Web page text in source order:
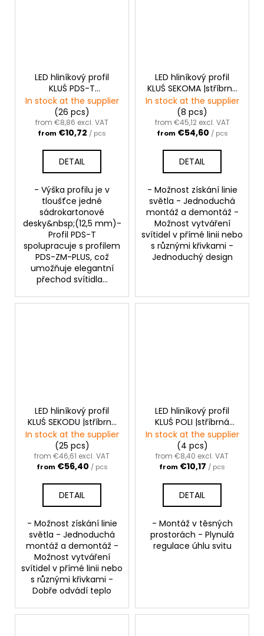
LED hliníkový profil
KLUŚ PDS-T
|neanodizovaná
In stock at the supplier
(26 pcs)
from €8,86 excl. VAT
from €10,72 / pcs
DETAIL
- Výška profilu je v
tloušťce jedné
sádrokartonové
desky&nbsp;(12,5 mm)-
Profil PDS-T
spolupracuje s profilem
PDS-ZM-PLUS, což
umožňuje elegantní
přechod svítidla...
LED hliníkový profil
KLUŚ SEKOMA |stříbrná
anoda
In stock at the supplier
(8 pcs)
from €45,12 excl. VAT
from €54,60 / pcs
DETAIL
- Možnost získání linie
světla - Jednoduchá
montáž a demontáž -
Možnost vytváření
svítidel v přímé linii nebo
s různými křivkami -
Jednoduchý design
LED hliníkový profil
KLUŚ SEKODU |stříbrná
anoda
In stock at the supplier
(25 pcs)
from €46,61 excl. VAT
from €56,40 / pcs
DETAIL
- Možnost získání linie
světla - Jednoduchá
montáž a demontáž -
Možnost vytváření
svítidel v přímé linii nebo
s různými křivkami -
Dobře odvádí teplo
LED hliníkový profil
KLUŚ POLI |stříbrná
anoda
In stock at the supplier
(4 pcs)
from €8,40 excl. VAT
from €10,17 / pcs
DETAIL
- Montáž v těsných
prostorách - Plynulá
regulace úhlu svitu